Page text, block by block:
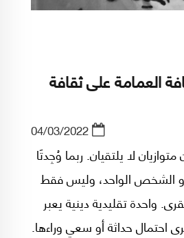
العمامة على ثقافة
04/03/2022
لا يلتقيان. ربما وُجِدتَا
أو الشخص الواحد، وليس فقط
واحدة تقليدية دينية يعبر
احتمال حداثة أو سعي وراءها.